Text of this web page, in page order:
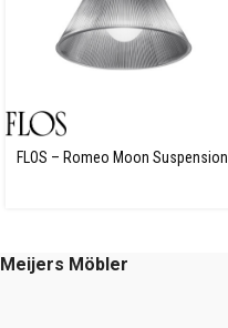
FLOS – Romeo Moon Suspension
Meijers Möbler